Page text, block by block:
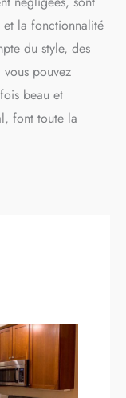
et la fonctionnalité
du style, des
pouvez
beau et
font toute la